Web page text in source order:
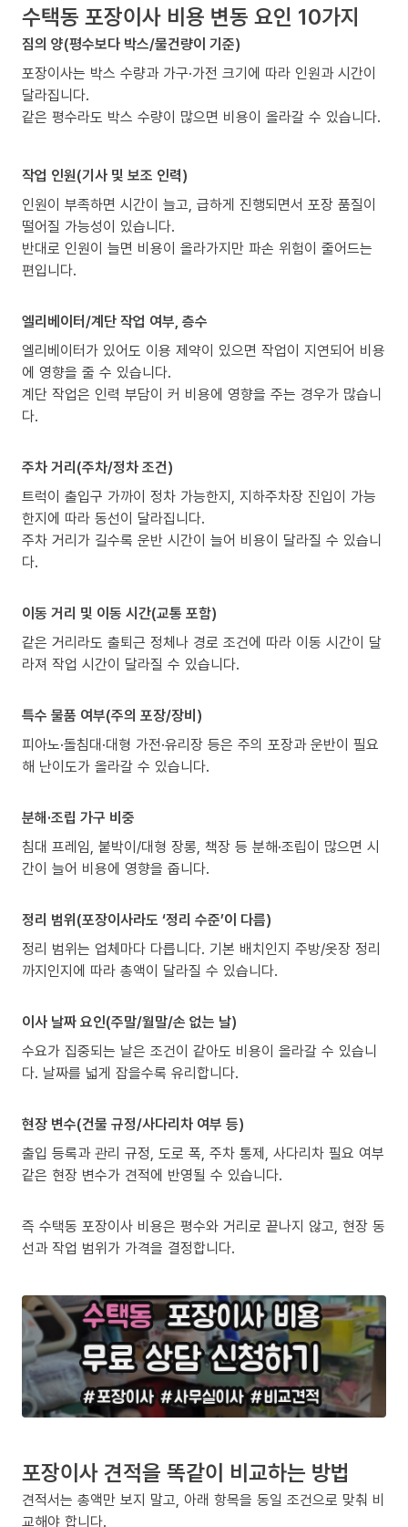
수택동 포장이사 비용 변동 요인 10가지
짐의 양(평수보다 박스/물건량이 기준)
포장이사는 박스 수량과 가구·가전 크기에 따라 인원과 시간이
달라집니다.
같은 평수라도 박스 수량이 많으면 비용이 올라갈 수 있습니다.
작업 인원(기사 및 보조 인력)
인원이 부족하면 시간이 늘고, 급하게 진행되면서 포장 품질이
떨어질 가능성이 있습니다.
반대로 인원이 늘면 비용이 올라가지만 파손 위험이 줄어드는
편입니다.
엘리베이터/계단 작업 여부, 층수
엘리베이터가 있어도 이용 제약이 있으면 작업이 지연되어 비용
에 영향을 줄 수 있습니다.
계단 작업은 인력 부담이 커 비용에 영향을 주는 경우가 많습니
다.
주차 거리(주차/정차 조건)
트럭이 출입구 가까이 정차 가능한지, 지하주차장 진입이 가능
한지에 따라 동선이 달라집니다.
주차 거리가 길수록 운반 시간이 늘어 비용이 달라질 수 있습니
다.
이동 거리 및 이동 시간(교통 포함)
같은 거리라도 출퇴근 정체나 경로 조건에 따라 이동 시간이 달
라져 작업 시간이 달라질 수 있습니다.
특수 물품 여부(주의 포장/장비)
피아노·돌침대·대형 가전·유리장 등은 주의 포장과 운반이 필요
해 난이도가 올라갈 수 있습니다.
분해·조립 가구 비중
침대 프레임, 붙박이/대형 장롱, 책장 등 분해·조립이 많으면 시
간이 늘어 비용에 영향을 줍니다.
정리 범위(포장이사라도 ‘정리 수준’이 다름)
정리 범위는 업체마다 다릅니다. 기본 배치인지 주방/옷장 정리
까지인지에 따라 총액이 달라질 수 있습니다.
이사 날짜 요인(주말/월말/손 없는 날)
수요가 집중되는 날은 조건이 같아도 비용이 올라갈 수 있습니
다. 날짜를 넓게 잡을수록 유리합니다.
현장 변수(건물 규정/사다리차 여부 등)
출입 등록과 관리 규정, 도로 폭, 주차 통제, 사다리차 필요 여부
같은 현장 변수가 견적에 반영될 수 있습니다.
즉 수택동 포장이사 비용은 평수와 거리로 끝나지 않고, 현장 동
선과 작업 범위가 가격을 결정합니다.
포장이사 견적을 똑같이 비교하는 방법
견적서는 총액만 보지 말고, 아래 항목을 동일 조건으로 맞춰 비
교해야 합니다.